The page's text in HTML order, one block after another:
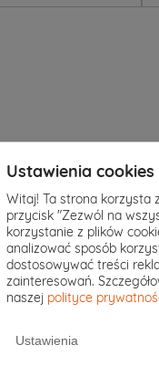
Ustawienia cookies
Witaj! Ta strona korzysta
przycisk "Zezwól na
korzystanie z plików
analizować sposób
dostosowywać treści
zainteresowań.
naszej polityce
Ustawienia